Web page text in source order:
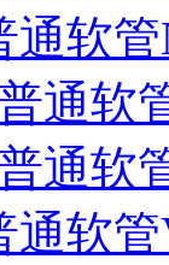
通软
通软
通软
通软